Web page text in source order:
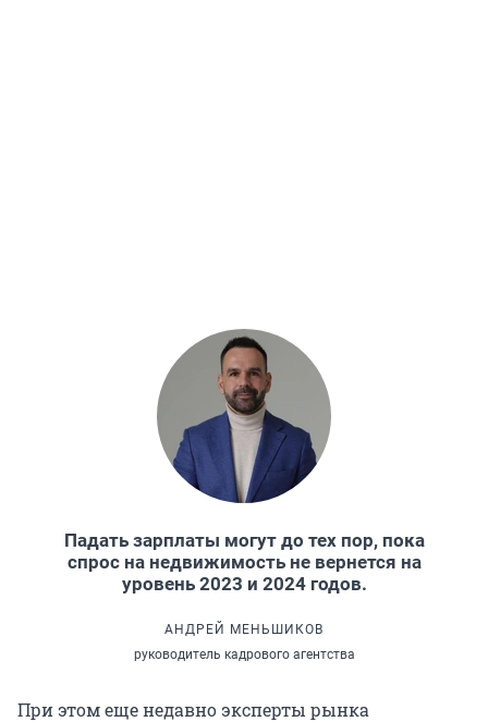
Падать зарплаты могут до тех пор, пока
спрос на недвижимость не вернется на
уровень 2023 и 2024 годов.
АНДРЕЙ МЕНЬШИКОВ
руководитель кадрового агентства
При этом еще недавно эксперты рынка